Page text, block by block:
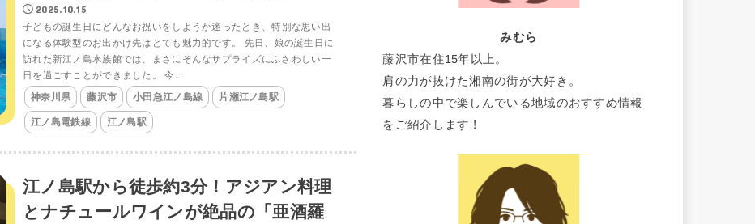
2025.10.15
子どもの誕生日にどんなお祝いをしようか迷ったとき、特別な思い出
になる体験型のお出かけ先はとても魅力的です。 先日、娘の誕生日に
訪れた新江ノ島水族館では、まさにそんなサプライズにふさわしい一
日を過ごすことができました。 今...
神奈川県 藤沢市 小田急江ノ島線 片瀬江ノ島駅
江ノ島電鉄線 江ノ島駅
江ノ島駅から徒歩約3分！アジアン料理
とナチュールワインが絶品の「亜酒羅
みむら
藤沢市在住15年以上。
肩の力が抜けた湘南の街が大好き。
暮らしの中で楽しんでいる地域のおすすめ情報
をご紹介します！